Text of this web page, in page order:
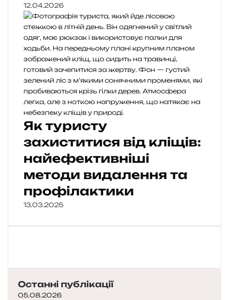
12.04.2026
Як туристу
захиститися від кліщів:
найефективніші
методи видалення та
профілактики
13.03.2025
Останні публікації
05.08.2026